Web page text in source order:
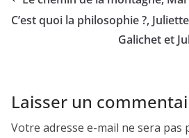
C’est quoi la philosophie ?,
Galichet et
Laisser un
Votre adresse e-mail ne sera pas